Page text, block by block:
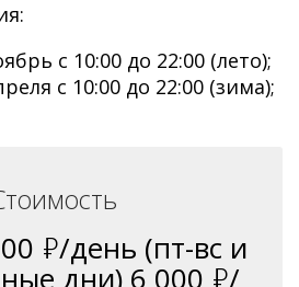
с 10:00 до 22:00 (лето);
с 10:00 до 22:00 (зима);
ь/день (пт-вс и
дни) 6 000 ь/